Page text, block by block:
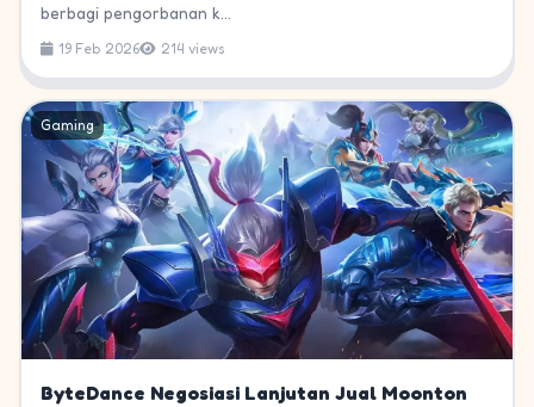
berbagi pengorbanan k...
19 Feb 2026 214 views
Gaming
ByteDance Negosiasi Lanjutan Jual Moonton